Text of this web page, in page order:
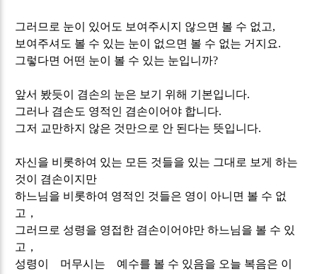
그러므로 눈이 있어도 보여주시지 않으면 볼 수 없고,
보여주셔도 볼 수 있는 눈이 없으면 볼 수 없는 거지요.
그렇다면 어떤 눈이 볼 수 있는 눈입니까?
앞서 봤듯이 겸손의 눈은 보기 위해 기본입니다.
그러나 겸손도 영적인 겸손이어야 합니다.
그저 교만하지 않은 것만으로 안 된다는 뜻입니다.
자신을 비롯하여 있는 모든 것들을 있는 그대로 보게 하는
것이 겸손이지만
하느님을 비롯하여 영적인 것들은 영이 아니면 볼 수 없
고 ，
그러므로 성령을 영접한 겸손이어야만 하느님을 볼 수 있
고 ，
성령이
머무시는
예수를 볼 수 있음을 오늘 복음은 이